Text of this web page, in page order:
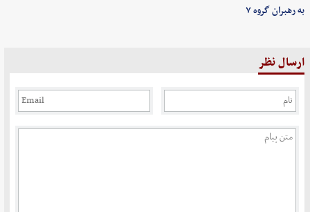
به رهبران گروه ۷
ارسال نظر